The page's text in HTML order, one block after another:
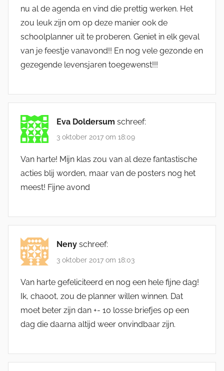
nu al de agenda en vind die prettig werken. Het
zou leuk zijn om op deze manier ook de
schoolplanner uit te proberen. Geniet in elk geval
van je feestje vanavond!! En nog vele gezonde en
gezegende levensjaren toegewenst!!!
Eva Doldersum schreef:
3 oktober 2017 om 18:09
Van harte! Mijn klas zou van al deze fantastische
acties blij worden, maar van de posters nog het
meest! Fijne avond
Neny schreef:
3 oktober 2017 om 18:03
Van harte gefeliciteerd en nog een hele fijne dag!
Ik, chaoot, zou de planner willen winnen. Dat
moet beter zijn dan +- 10 losse briefjes op een
dag die daarna altijd weer onvindbaar zijn.